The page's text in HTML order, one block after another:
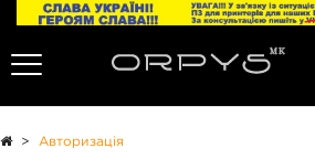
> Авторизація